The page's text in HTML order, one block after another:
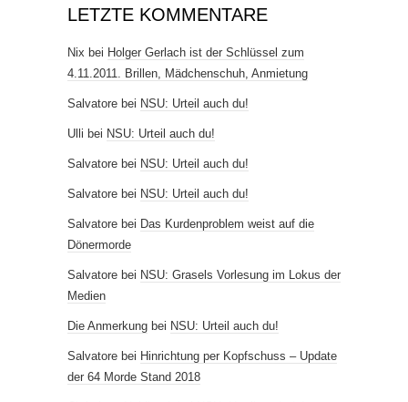
LETZTE KOMMENTARE
Nix bei Holger Gerlach ist der Schlüssel zum
4.11.2011. Brillen, Mädchenschuh, Anmietung
Salvatore bei NSU: Urteil auch du!
Ulli bei NSU: Urteil auch du!
Salvatore bei NSU: Urteil auch du!
Salvatore bei NSU: Urteil auch du!
Salvatore bei Das Kurdenproblem weist auf die
Dönermorde
Salvatore bei NSU: Grasels Vorlesung im Lokus der
Medien
Die Anmerkung bei NSU: Urteil auch du!
Salvatore bei Hinrichtung per Kopfschuss – Update
der 64 Morde Stand 2018